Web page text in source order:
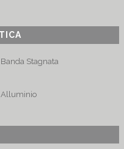
Stagnata
Alluminio